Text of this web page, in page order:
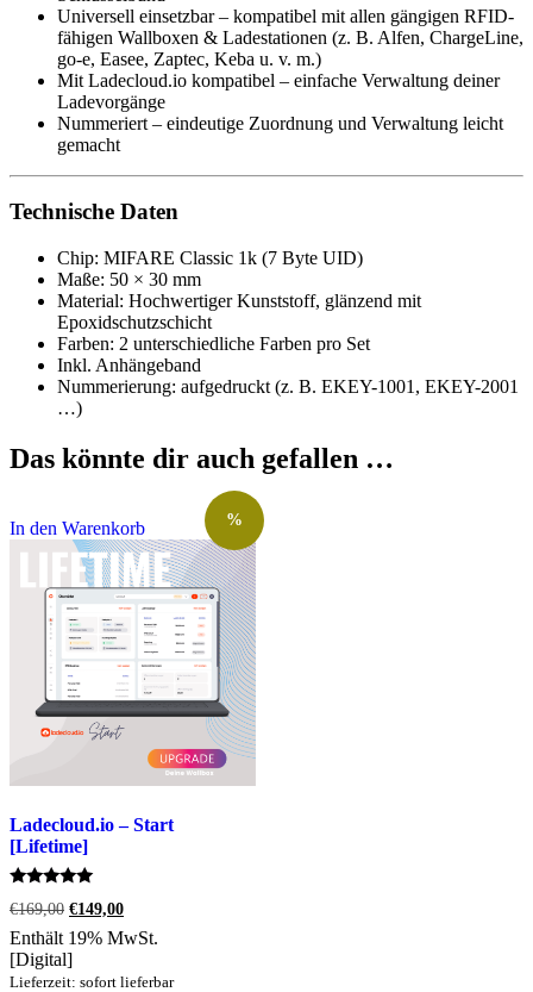
Universell einsetzbar – kompatibel mit allen gängigen RFID-
fähigen Wallboxen & Ladestationen (z. B. Alfen, ChargeLine,
go-e, Easee, Zaptec, Keba u. v. m.)
Mit Ladecloud.io kompatibel – einfache Verwaltung deiner
Ladevorgänge
Nummeriert – eindeutige Zuordnung und Verwaltung leicht
gemacht
Technische Daten
Chip: MIFARE Classic 1k (7 Byte UID)
Maße: 50 × 30 mm
Material: Hochwertiger Kunststoff, glänzend mit
Epoxidschutzschicht
Farben: 2 unterschiedliche Farben pro Set
Inkl. Anhängeband
Nummerierung: aufgedruckt (z. B. EKEY-1001, EKEY-2001
…)
Das könnte dir auch gefallen …
In den Warenkorb %
Ladecloud.io – Start
[Lifetime]
Bewertet
mit
5.00
von 5
€169,00 Ursprünglicher
war:
€169,00
€149,00Aktueller
ist:
Enthält 19% MwSt.
[Digital]
Lieferzeit: sofort lieferbar